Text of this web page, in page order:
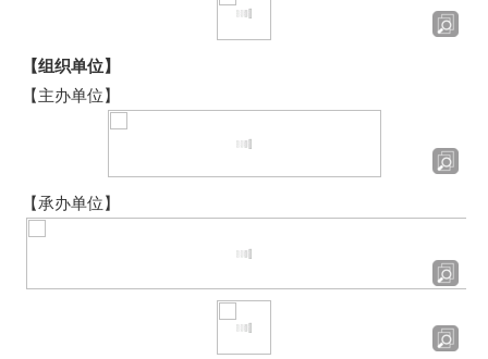
【组织单位】
【主办单位】
【承办单位】